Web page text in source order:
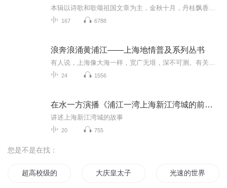
167 6788
浪奔浪涌黄浦江——上海地情普及系列丛书
24 1556
在水一方演播《浦江一湾上海新江湾城的前世今生》
讲述上海新江湾城的故事
20 755
您是不是在找：
超高校级的加速世界 大庆皇太子 光速的世界